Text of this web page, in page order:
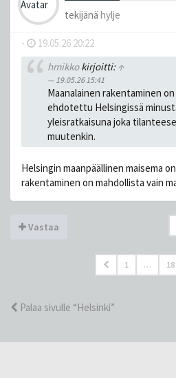
tekijänä hylje
- 19.05.26 20:22
hmikkokirjoitti: ↑
19.05.26 15:41
Maanalainen rakentaminen
ehdotettu Helsingissä
yleisratkaisuna joka
muutenkin.
Helsingin maanpäällinen maisema
rakentaminen on mahdollista vain
Vastaa
1 … 18
Palaa sivulle “Helsinki”